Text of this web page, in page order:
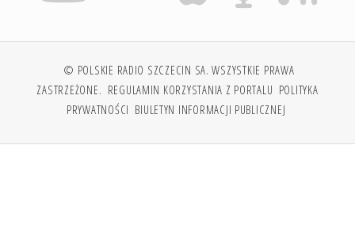
© POLSKIE RADIO SZCZECIN SA. WSZYSTKIE PRAWA
ZASTRZEŻONE. REGULAMIN KORZYSTANIA Z PORTALU POLITYKA
PRYWATNOŚCI BIULETYN INFORMACJI PUBLICZNEJ